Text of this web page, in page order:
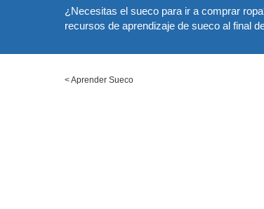
¿Necesitas el sueco para ir a comprar
recursos de aprendizaje de sueco al final
<Aprender Sueco